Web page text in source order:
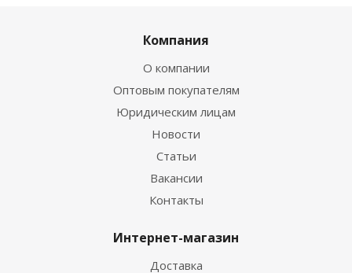
Компания
О компании
Оптовым покупателям
Юридическим лицам
Новости
Статьи
Вакансии
Контакты
Интернет-магазин
Доставка